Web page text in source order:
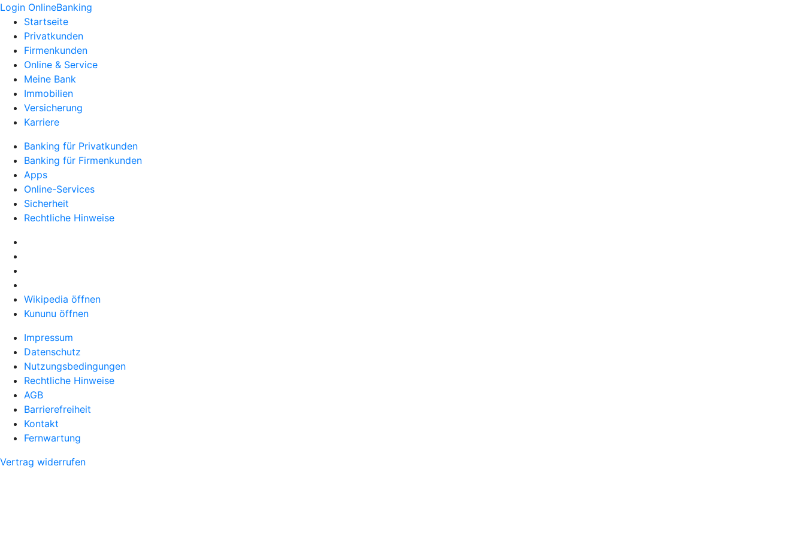
Login OnlineBanking
Startseite
Privatkunden
Firmenkunden
Online & Service
Meine Bank
Immobilien
Versicherung
Karriere
Banking für Privatkunden
Banking für Firmenkunden
Apps
Online-Services
Sicherheit
Rechtliche Hinweise
Wikipedia öffnen
Kununu öffnen
Impressum
Datenschutz
Nutzungsbedingungen
Rechtliche Hinweise
AGB
Barrierefreiheit
Kontakt
Fernwartung
Vertrag widerrufen